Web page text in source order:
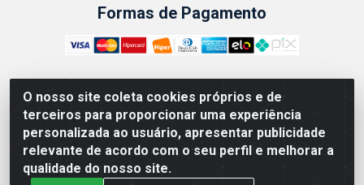
O nosso site coleta cookies próprios e de
terceiros para proporcionar uma experiência
personalizada ao usuário, apresentar publicidade
relevante de acordo com o seu perfil e melhorar a
qualidade do nosso site.
Formas de Pagamento
ABRASEG COMÉRCIO ATACADISTA LTDA - CNPJ:
10.894.768/0001-00 - Avenida Lobo Júnior, 1045 -
Penha Circular - Rio de Janeiro - RJ - CEP 21020-124